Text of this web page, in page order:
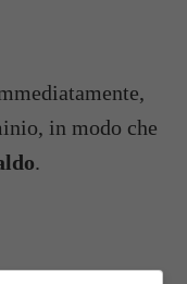
in modo che
.